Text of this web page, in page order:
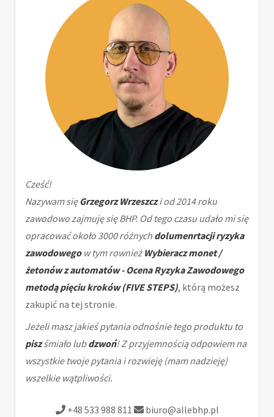
Cześć!
Nazywam sięGrzegorz Wrzeszczi od 2014 roku
zawodowo zajmuję się BHP. Od tego czasu udało mi się
opracować około 3000 różnych dolumenrtacji ryzyka
zawodowegow tym rownież Wybieracz monet /
żetonów z automatów - Ocena Ryzyka Zawodowego
metodą pięciu kroków (FIVE STEPS), którą możesz
zakupić na tej stronie.
Jeżeli masz jakieś pytania odnośnie tego produktu to
piszśmiało lubdzwoń! Z przyjemnością odpowiem na
wszystkie twoje pytania i rozwieję (mam nadzieję)
wszelkie wątpliwości.
+48 533 988 811 biuro@allebhp.pl